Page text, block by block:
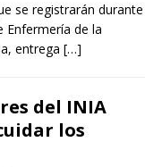
se registrarán durante
Enfermería de la
entrega […]
del INIA
los